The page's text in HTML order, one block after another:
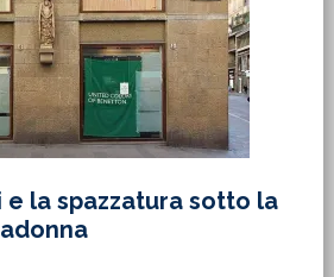
e la spazzatura sotto la